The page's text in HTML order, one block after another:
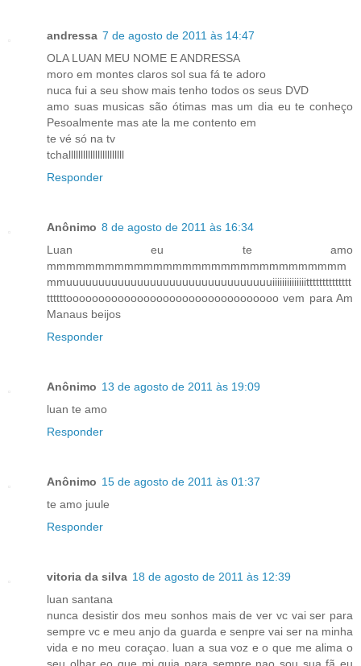
andressa 7 de agosto de 2011 às 14:47
OLA LUAN MEU NOME E ANDRESSA
moro em montes claros sol sua fá te adoro
nuca fui a seu show mais tenho todos os seus DVD
amo suas musicas são ótimas mas um dia eu te conheço
Pesoalmente mas ate la me contento em
te vé só na tv
tchalllllllllllllllllllllll
Responder
Anônimo 8 de agosto de 2011 às 16:34
Luan eu te amo
mmmmmmmmmmmmmmmmmmmmmmmmmmmmmmm
mmuuuuuuuuuuuuuuuuuuuuuuuuuuuuuuuuiiiiiiiiiiiiiitttttttttttttt
ttttttooooooooooooooooooooooooooooooooo vem para Am
Manaus beijos
Responder
Anônimo 13 de agosto de 2011 às 19:09
luan te amo
Responder
Anônimo 15 de agosto de 2011 às 01:37
te amo juule
Responder
vitoria da silva 18 de agosto de 2011 às 12:39
luan santana
nunca desistir dos meu sonhos mais de ver vc vai ser para
sempre vc e meu anjo da guarda e senpre vai ser na minha
vida e no meu coraçao. luan a sua voz e o que me alima o
seu olhar eo que mi guia para sempre nao sou sua fã eu